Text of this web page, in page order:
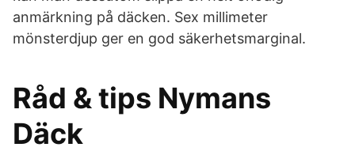
anmärkning på däcken. Sex millimeter
mönsterdjup ger en god säkerhetsmarginal.
Råd & tips Nymans
Däck